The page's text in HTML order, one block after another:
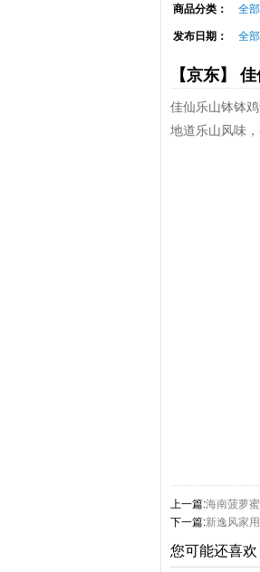
商品分类： 全部
发布日期： 全部
【京东】
佳仙乐山钵钵
地道乐山风味
上一篇:海南菠萝
下一篇:新逸风家
您可能还喜欢